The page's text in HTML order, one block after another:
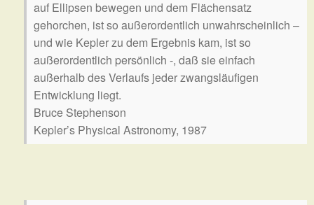
auf Ellipsen bewegen und dem Flächensatz
gehorchen, ist so außerordentlich unwahrscheinlich –
und wie Kepler zu dem Ergebnis kam, ist so
außerordentlich persönlich -, daß sie einfach
außerhalb des Verlaufs jeder zwangsläufigen
Entwicklung liegt.
Bruce Stephenson
Kepler’s Physical Astronomy, 1987